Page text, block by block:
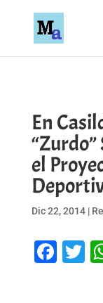
En
el
Dic 22, 2014|